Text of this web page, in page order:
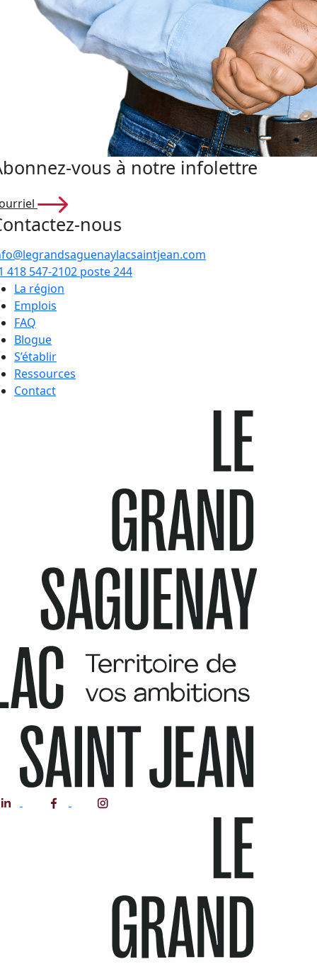
vous à notre infolettre
nous
418 547-2102 poste 244
La région
Emplois
FAQ
Blogue
S’établir
Ressources
Contact